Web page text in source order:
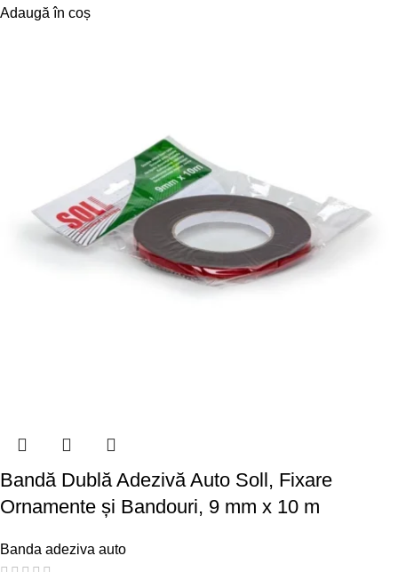
Adaugă în coș
Bandă Dublă Adezivă Auto Soll, Fixare
Ornamente și Bandouri, 9 mm x 10 m
Banda adeziva auto